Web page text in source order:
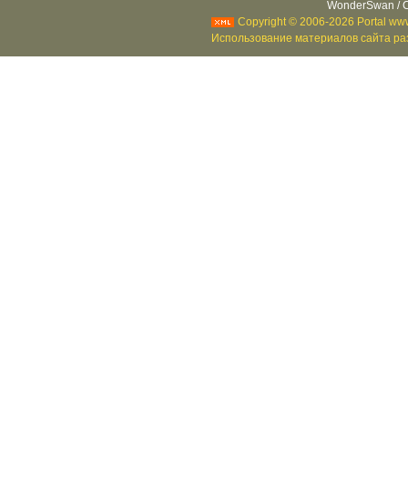
WonderSwan /
Copyright © 2006-2026 Portal
Использование материалов сайта